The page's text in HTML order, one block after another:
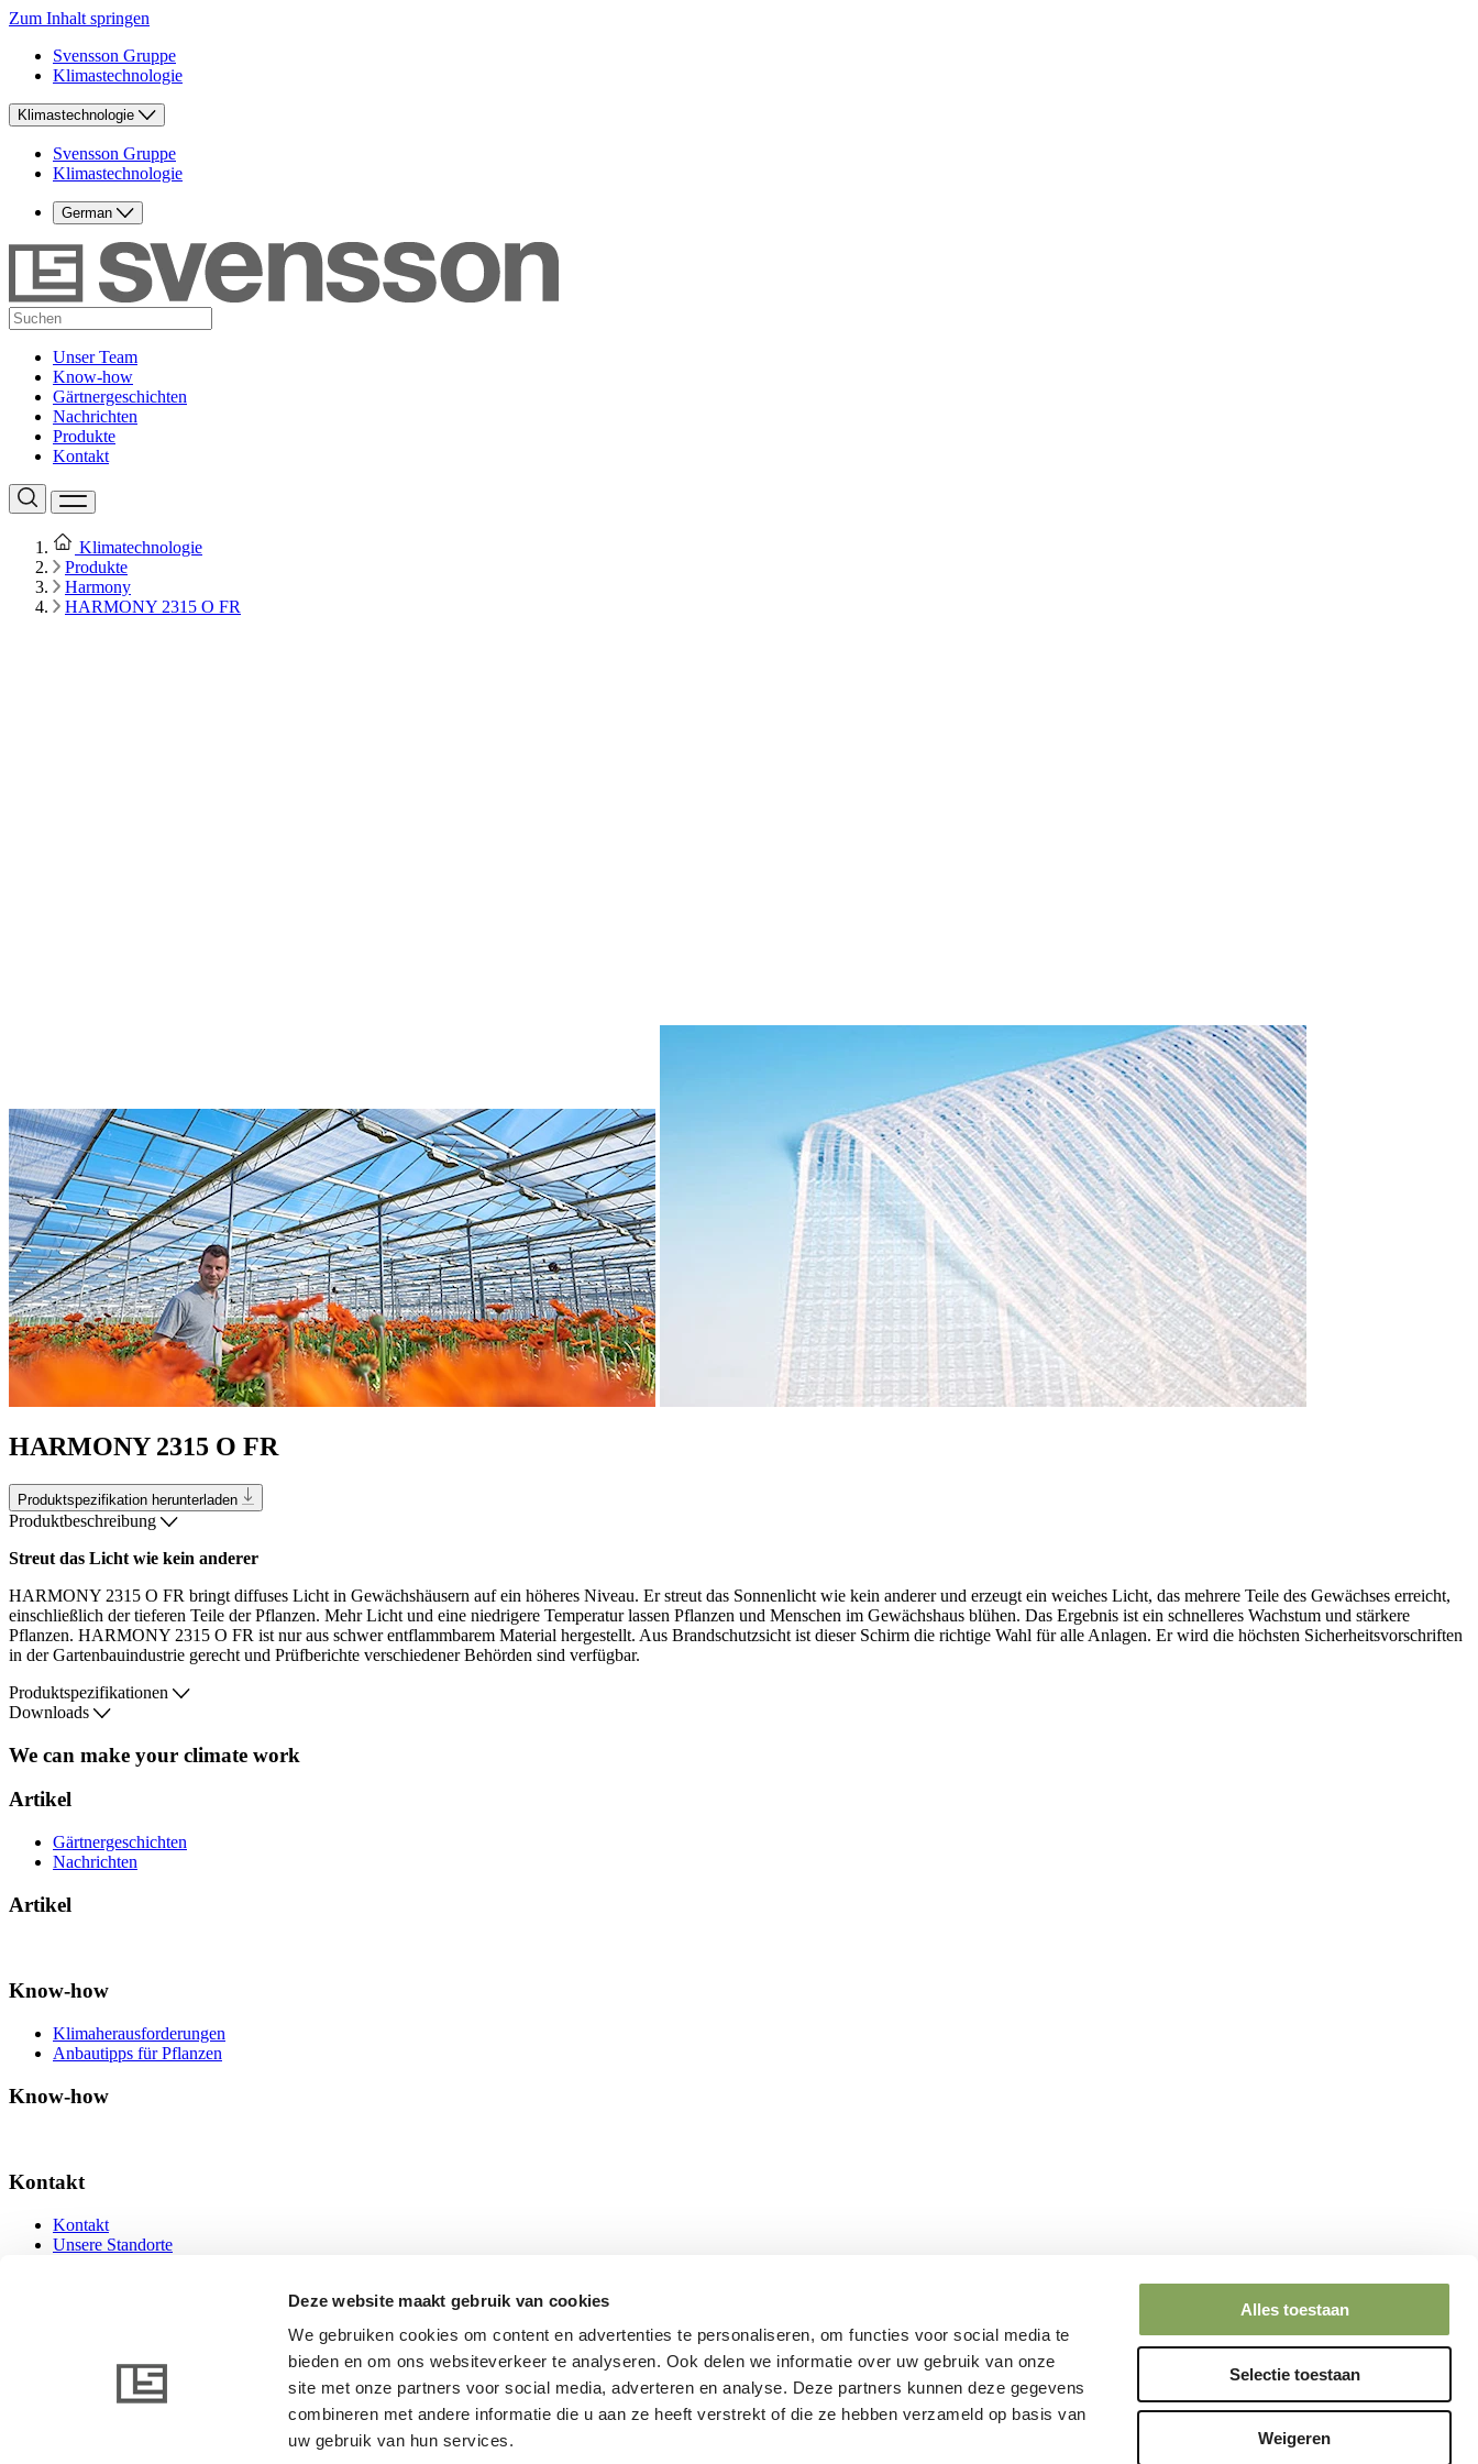
Deze website maakt gebruik van cookies
We gebruiken cookies om content en advertenties te personaliseren, om functies voor social media te
bieden en om ons websiteverkeer te analyseren. Ook delen we informatie over uw gebruik van onze
site met onze partners voor social media, adverteren en analyse. Deze partners kunnen deze gegevens
combineren met andere informatie die u aan ze heeft verstrekt of die ze hebben verzameld op basis van
uw gebruik van hun services.
Alles toestaan
Selectie toestaan
Weigeren
Zum Inhalt springen
Svensson Gruppe
Klimastechnologie
Klimastechnologie
Svensson Gruppe
Klimastechnologie
German
Unser Team
Know-how
Gärtnergeschichten
Nachrichten
Produkte
Kontakt
Klimatechnologie
Produkte
Harmony
HARMONY 2315 O FR
HARMONY 2315 O FR
Produktspezifikation herunterladen
Produktbeschreibung
Streut das Licht wie kein anderer
HARMONY 2315 O FR bringt diffuses Licht in Gewächshäusern auf ein höheres Niveau. Er streut das Sonnenlicht wie kein anderer und erzeugt ein weiches Licht, das mehrere Teile des Gewächses erreicht,
einschließlich der tieferen Teile der Pflanzen. Mehr Licht und eine niedrigere Temperatur lassen Pflanzen und Menschen im Gewächshaus blühen. Das Ergebnis ist ein schnelleres Wachstum und stärkere
Pflanzen. HARMONY 2315 O FR ist nur aus schwer entflammbarem Material hergestellt. Aus Brandschutzsicht ist dieser Schirm die richtige Wahl für alle Anlagen. Er wird die höchsten Sicherheitsvorschriften
in der Gartenbauindustrie gerecht und Prüfberichte verschiedener Behörden sind verfügbar.
Produktspezifikationen
Downloads
We can make your climate work
Artikel
Gärtnergeschichten
Nachrichten
Artikel
Know-how
Klimaherausforderungen
Anbautipps für Pflanzen
Know-how
Kontakt
Kontakt
Unsere Standorte
www.linkedin.com www.youtube.com
© 2026 AB Ludvig Svensson. Alle rechte vorbehalten.